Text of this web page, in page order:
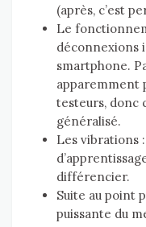
(après, c’est
Le
déconnexions
smartphone.
apparemment
testeurs, donc
généralisé.
Les vibrations
différencier.
Suite au point
puissante du